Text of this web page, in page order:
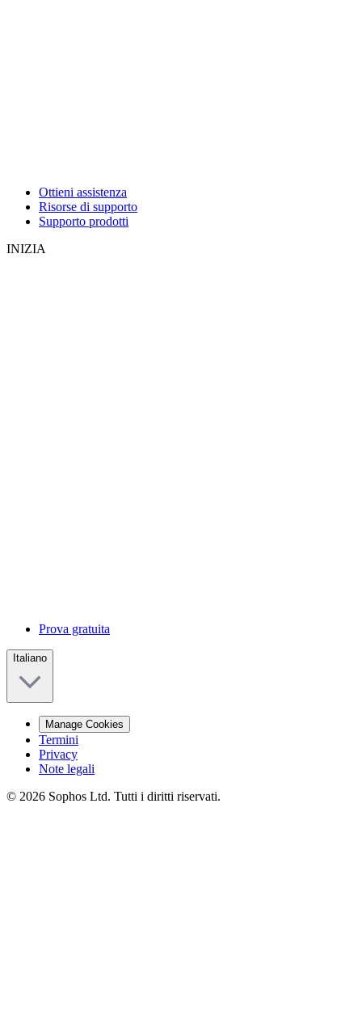
Ottieni assistenza
Risorse di supporto
Supporto prodotti
INIZIA
Prova gratuita
Italiano
Manage Cookies
Termini
Privacy
Note legali
© 2026 Sophos Ltd. Tutti i diritti riservati.